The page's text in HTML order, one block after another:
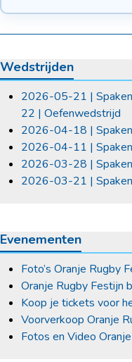
Wedstrijden
2026-05-21 |
22 | Oefenwedstrijd
2026-04-18 |
2026-04-11 |
2026-03-28 |
2026-03-21 |
Evenementen
Foto’s Oranje Rugby
Oranje Rugby Festijn
Koop je tickets voor
Voorverkoop Oranje
Fotos en Video